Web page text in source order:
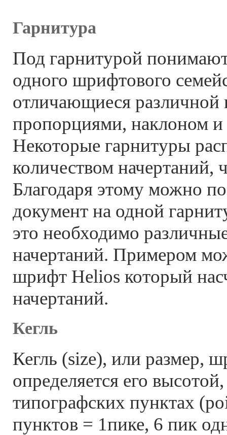
Гарнитура
Под гарнитурой
одного шрифтового
отличающиеся
пропорциями, наклоном и
Некоторые гарнитуры
количеством начертаний,
Благодаря этому можно
документ на одной
это необходимо
начертаний. Примером
шрифт Helios который
начертаний.
Кегль
Кегль (size), или размер,
определяется его
типографских пунктах
пунктов = 1пике, 6 пик